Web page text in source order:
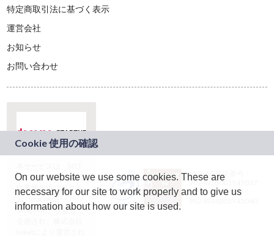
特定商取引法に基づく表示
運営会社
お知らせ
お問い合わせ
ドコモグループの新
規事業創出プログラ
ム「docomo
STARTUP」を通じて
JASRAC許諾番号：
9024936001Y45037
JASRAC許諾番号：
On our website we use some cookies. These are
necessary for our site to work properly and to give us
information about how our site is used.